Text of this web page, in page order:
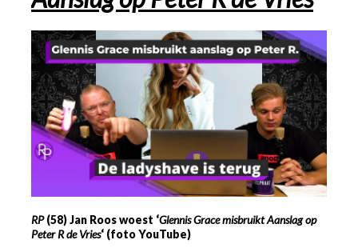
RP(58) Jan Roos woest ‘Glennis Grace misbruikt Aanslag op
Peter R de Vries‘ (foto YouTube)